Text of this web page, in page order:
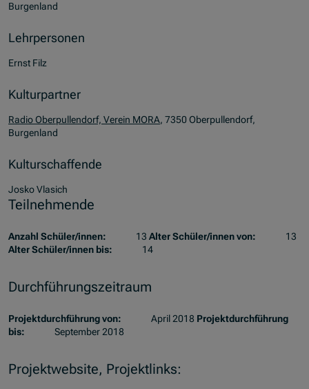
Burgenland
Lehrpersonen
Ernst Filz
Kulturpartner
Radio Oberpullendorf, Verein MORA, 7350 Oberpullendorf,
Burgenland
Kulturschaffende
Josko Vlasich
Teilnehmende
Anzahl Schüler/innen: 13 Alter Schüler/innen von:
13
Alter Schüler/innen bis:
14
Durchführungszeitraum
Projektdurchführung von: April 2018 Projektdurchführung
bis:
September 2018
Projektwebsite, Projektlinks: